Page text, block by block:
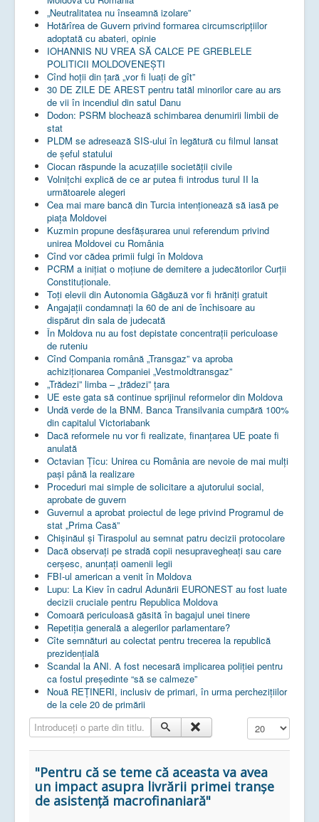
„Neutralitatea nu înseamnă izolare”
Hotărîrea de Guvern privind formarea circumscripțiilor
adoptată cu abateri, opinie
IOHANNIS NU VREA SĂ CALCE PE GREBLELE
POLITICII MOLDOVENEȘTI
Cînd hoții din țară „vor fi luați de gît”
30 DE ZILE DE AREST pentru tatăl minorilor care au ars
de vii în incendiul din satul Danu
Dodon: PSRM blochează schimbarea denumirii limbii de
stat
PLDM se adresează SIS-ului în legătură cu filmul lansat
de șeful statului
Ciocan răspunde la acuzațiile societății civile
Volnițchi explică de ce ar putea fi introdus turul II la
următoarele alegeri
Cea mai mare bancă din Turcia intenționează să iasă pe
piața Moldovei
Kuzmin propune desfășurarea unui referendum privind
unirea Moldovei cu România
Cînd vor cădea primii fulgi în Moldova
PCRM a iniţiat o moţiune de demitere a judecătorilor Curţii
Constituţionale.
Toţi elevii din Autonomia Găgăuză vor fi hrăniţi gratuit
Angajații condamnați la 60 de ani de închisoare au
dispărut din sala de judecată
În Moldova nu au fost depistate concentrații periculoase
de ruteniu
Cînd Compania română „Transgaz” va aproba
achiziționarea Companiei „Vestmoldtransgaz”
„Trădezi” limba – „trădezi” țara
UE este gata să continue sprijinul reformelor din Moldova
Undă verde de la BNM. Banca Transilvania cumpără 100%
din capitalul Victoriabank
Dacă reformele nu vor fi realizate, finanţarea UE poate fi
anulată
Octavian Țîcu: Unirea cu România are nevoie de mai mulți
pași până la realizare
Proceduri mai simple de solicitare a ajutorului social,
aprobate de guvern
Guvernul a aprobat proiectul de lege privind Programul de
stat „Prima Casă”
Chișinăul și Tiraspolul au semnat patru decizii protocolare
Dacă observați pe stradă copii nesupravegheați sau care
cerșesc, anunțați oamenii legii
FBI-ul american a venit în Moldova
Lupu: La Kiev în cadrul Adunării EURONEST au fost luate
decizii cruciale pentru Republica Moldova
Comoară periculoasă găsită în bagajul unei tinere
Repetiția generală a alegerilor parlamentare?
Cîte semnături au colectat pentru trecerea la republică
prezidențială
Scandal la ANI. A fost necesară implicarea poliției pentru
ca fostul președinte “să se calmeze”
Nouă REȚINERI, inclusiv de primari, în urma perchezițiilor
de la cele 20 de primării
Introduceți o parte din titlu.
Afișare #
"Pentru că se teme că aceasta va avea
un impact asupra livrării primei tranșe
de asistență macrofinaniară"